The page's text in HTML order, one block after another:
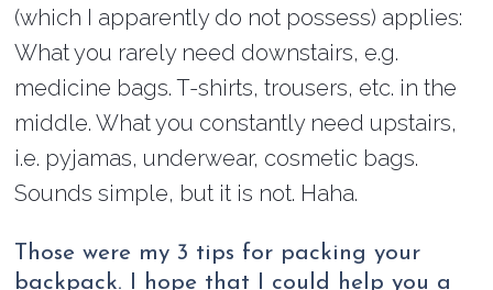
(which I apparently do not possess) applies:
What you rarely need downstairs, e.g.
medicine bags. T-shirts, trousers, etc. in the
middle. What you constantly need upstairs,
i.e. pyjamas, underwear, cosmetic bags.
Sounds simple, but it is not. Haha.
Those were my 3 tips for packing your
backpack. I hope that I could help you a